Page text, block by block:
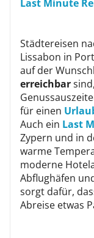
Last Minute
Städtereisen
Lissabon in
auf der
erreichbar
für einen
Auch ein Last
Zypern und in
warme
moderne
Abflughäfen
sorgt dafür,
Abreise etwas